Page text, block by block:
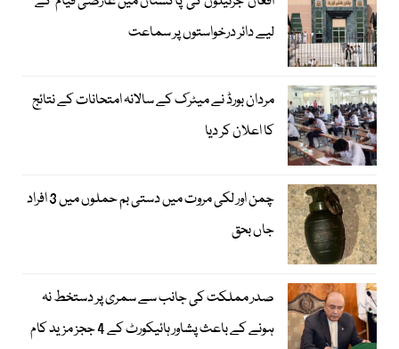
لیے دائر درخواستوں پر سماعت
مردان بورڈ نے میٹرک کے سالانہ امتحانات کے نتائج
کا اعلان کر دیا
چمن اور لکی مروت میں دستی بم حملوں میں 3 افراد
جاں بحق
صدر مملکت کی جانب سے سمری پر دستخط نہ
ہونے کے باعث پشاور ہائیکورٹ کے 4 ججز مزید کام